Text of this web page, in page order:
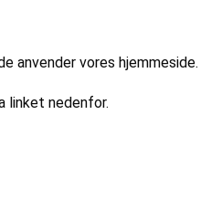
anvender vores hjemmeside.
linket nedenfor.